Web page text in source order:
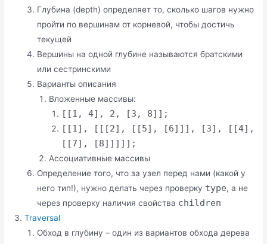
Глубина (depth) определяет то, сколько шагов нужно
пройти по вершинам от корневой, чтобы достичь
текущей
Вершины на одной глубине называются братскими
или сестринскими
Варианты описания
Вложенные массивы:
[[1, 4], 2, [3, 8]];
[[1], [[[2], [[5], [6]]], [3], [[4],
[[7], [8]]]]];
Ассоциативные массивы
Определение того, что за узел перед нами (какой у
него тип!), нужно делать через проверку type, а не
через проверку наличия свойства children
Traversal
Обход в глубину – один из вариантов обхода дерева